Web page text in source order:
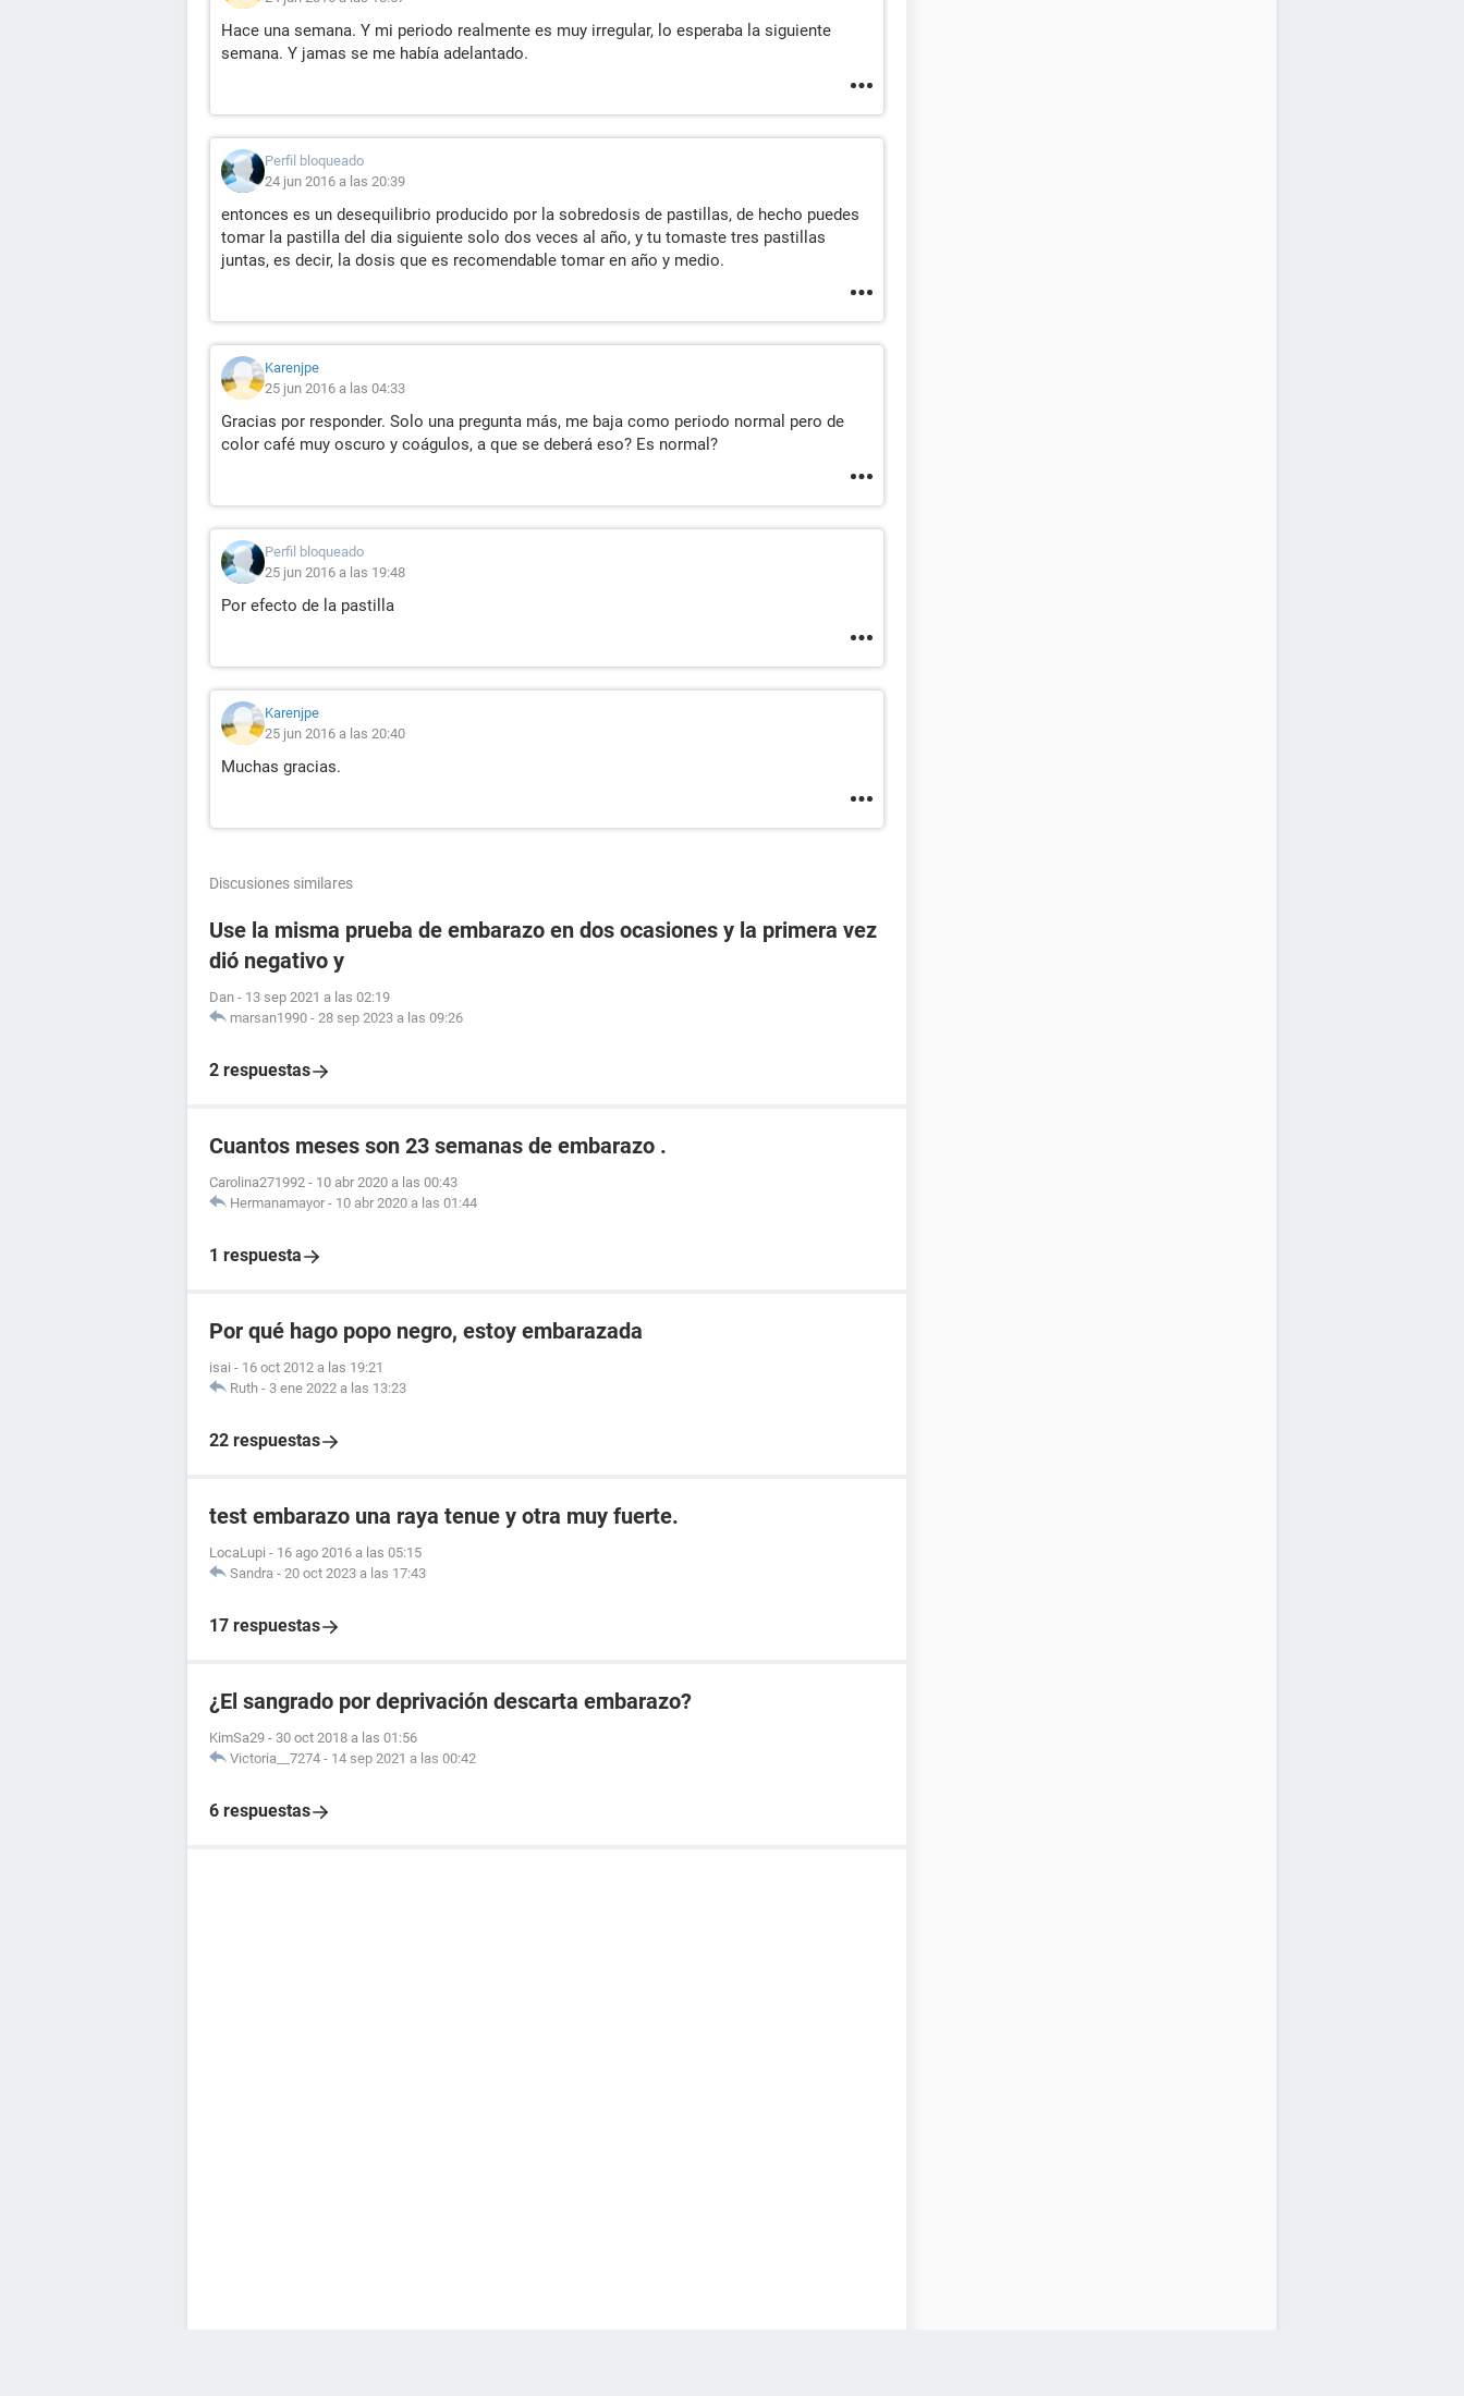
Hace una semana. Y mi periodo realmente es muy irregular, lo esperaba la siguiente
semana. Y jamas se me había adelantado.
Perfil bloqueado
24 jun 2016 a las 20:39
entonces es un desequilibrio producido por la sobredosis de pastillas, de hecho puedes
tomar la pastilla del dia siguiente solo dos veces al año, y tu tomaste tres pastillas
juntas, es decir, la dosis que es recomendable tomar en año y medio.
Karenjpe
25 jun 2016 a las 04:33
Gracias por responder. Solo una pregunta más, me baja como periodo normal pero de
color café muy oscuro y coágulos, a que se deberá eso? Es normal?
Perfil bloqueado
25 jun 2016 a las 19:48
Por efecto de la pastilla
Karenjpe
25 jun 2016 a las 20:40
Muchas gracias.
Discusiones similares
Use la misma prueba de embarazo en dos ocasiones y la primera vez
dió negativo y
Dan - 13 sep 2021 a las 02:19
marsan1990 - 28 sep 2023 a las 09:26
2 respuestas
Cuantos meses son 23 semanas de embarazo .
Carolina271992 - 10 abr 2020 a las 00:43
Hermanamayor - 10 abr 2020 a las 01:44
1 respuesta
Por qué hago popo negro, estoy embarazada
isai - 16 oct 2012 a las 19:21
Ruth - 3 ene 2022 a las 13:23
22 respuestas
test embarazo una raya tenue y otra muy fuerte.
LocaLupi - 16 ago 2016 a las 05:15
Sandra - 20 oct 2023 a las 17:43
17 respuestas
¿El sangrado por deprivación descarta embarazo?
KimSa29 - 30 oct 2018 a las 01:56
Victoria__7274 - 14 sep 2021 a las 00:42
6 respuestas